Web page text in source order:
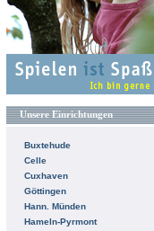
Unsere Einrichtungen
Buxtehude
Celle
Cuxhaven
Göttingen
Hann. Münden
Hameln-Pyrmont